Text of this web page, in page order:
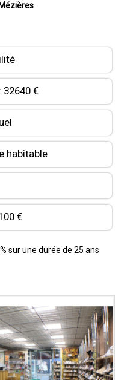
32640 €
habitable
€
sur une durée de 25 ans